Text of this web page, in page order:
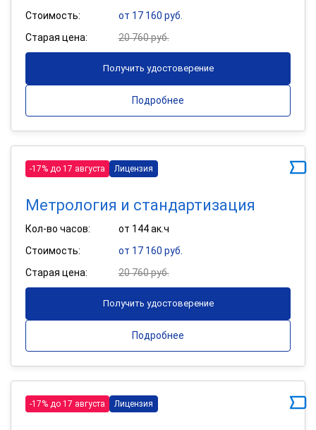
Стоимость:
от 17 160 руб.
Старая цена:
20 760 руб.
Получить удостоверение
Подробнее
-17% до 17 августа Лицензия
Метрология и стандартизация
Кол-во часов:
от 144 ак.ч
Стоимость:
от 17 160 руб.
Старая цена:
20 760 руб.
Получить удостоверение
Подробнее
-17% до 17 августа Лицензия